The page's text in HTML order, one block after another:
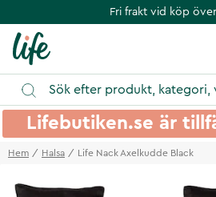
Fri frakt vid köp
Lifebutiken.se är
Hem Halsa Life Nack Axelkudde Black